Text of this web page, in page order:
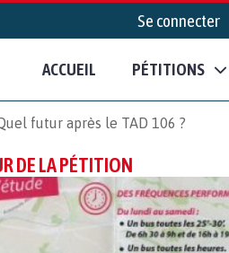
Se connecter
ACCUEIL PÉTITIONS
futur après le TAD 106 ?
DE LA PÉTITION